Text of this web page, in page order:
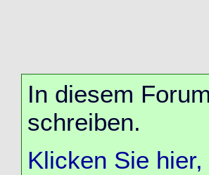
In diesem
schreiben.
Klicken Sie